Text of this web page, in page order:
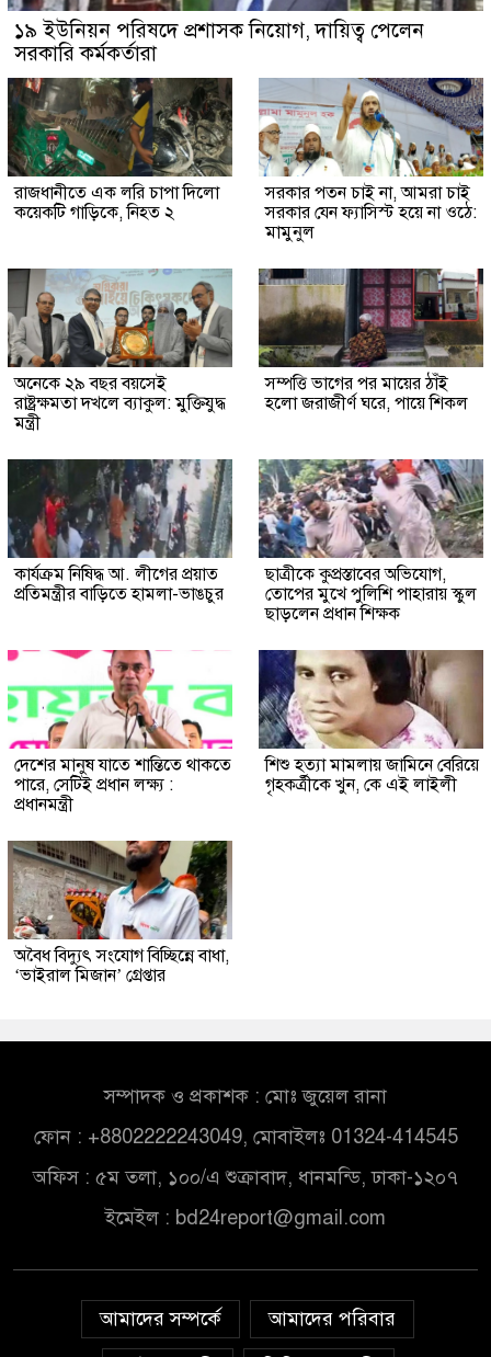
১৯ ইউনিয়ন পরিষদে প্রশাসক নিয়োগ, দায়িত্ব পেলেন
সরকারি কর্মকর্তারা
রাজধানীতে এক লরি চাপা দিলো
কয়েকটি গাড়িকে, নিহত ২
সরকার পতন চাই না, আমরা চাই
সরকার যেন ফ্যাসিস্ট হয়ে না ওঠে:
মামুনুল
অনেকে ২৯ বছর বয়সেই
রাষ্ট্রক্ষমতা দখলে ব্যাকুল: মুক্তিযুদ্ধ
মন্ত্রী
সম্পত্তি ভাগের পর মায়ের ঠাঁই
হলো জরাজীর্ণ ঘরে, পায়ে শিকল
কার্যক্রম নিষিদ্ধ আ. লীগের প্রয়াত
প্রতিমন্ত্রীর বাড়িতে হামলা-ভাঙচুর
ছাত্রীকে কুপ্রস্তাবের অভিযোগ,
তোপের মুখে পুলিশি পাহারায় স্কুল
ছাড়লেন প্রধান শিক্ষক
দেশের মানুষ যাতে শান্তিতে থাকতে
পারে, সেটিই প্রধান লক্ষ্য :
প্রধানমন্ত্রী
শিশু হত্যা মামলায় জামিনে বেরিয়ে
গৃহকর্ত্রীকে খুন, কে এই লাইলী
অবৈধ বিদ্যুৎ সংযোগ বিচ্ছিন্নে বাধা,
‘ভাইরাল মিজান’ গ্রেপ্তার
সম্পাদক ও প্রকাশক : মোঃ জুয়েল রানা
ফোন : +8802222243049, মোবাইলঃ 01324-414545
অফিস : ৫ম তলা, ১০০/এ শুক্রাবাদ, ধানমন্ডি, ঢাকা-১২০৭
ইমেইল : bd24report@gmail.com
আমাদের সম্পর্কে
আমাদের পরিবার